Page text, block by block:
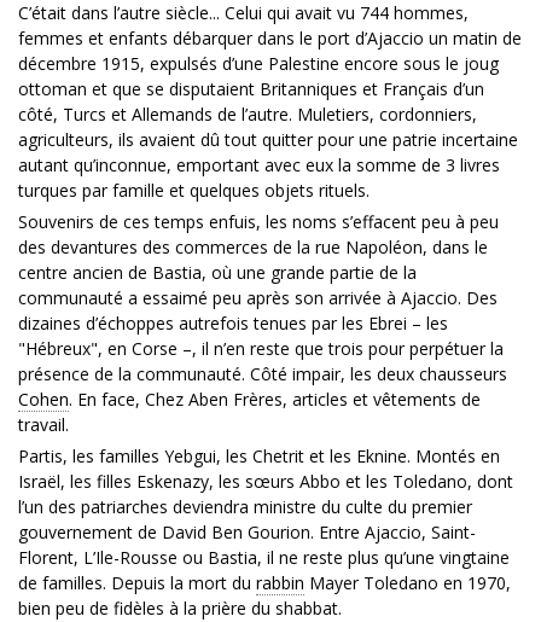
C’était dans l’autre siècle... Celui qui avait vu 744 hommes,
femmes et enfants débarquer dans le port d’Ajaccio un matin de
décembre 1915, expulsés d’une Palestine encore sous le joug
ottoman et que se disputaient Britanniques et Français d’un
côté, Turcs et Allemands de l’autre. Muletiers, cordonniers,
agriculteurs, ils avaient dû tout quitter pour une patrie incertaine
autant qu’inconnue, emportant avec eux la somme de 3 livres
turques par famille et quelques objets rituels.
Souvenirs de ces temps enfuis, les noms s’effacent peu à peu
des devantures des commerces de la rue Napoléon, dans le
centre ancien de Bastia, où une grande partie de la
communauté a essaimé peu après son arrivée à Ajaccio. Des
dizaines d’échoppes autrefois tenues par les Ebrei – les
"Hébreux", en Corse –, il n’en reste que trois pour perpétuer la
présence de la communauté. Côté impair, les deux chausseurs
Cohen. En face, Chez Aben Frères, articles et vêtements de
travail.
Partis, les familles Yebgui, les Chetrit et les Eknine. Montés en
Israël, les filles Eskenazy, les sœurs Abbo et les Toledano, dont
l’un des patriarches deviendra ministre du culte du premier
gouvernement de David Ben Gourion. Entre Ajaccio, Saint-
Florent, L’Ile-Rousse ou Bastia, il ne reste plus qu’une vingtaine
de familles. Depuis la mort du rabbin Mayer Toledano en 1970,
bien peu de fidèles à la prière du shabbat.